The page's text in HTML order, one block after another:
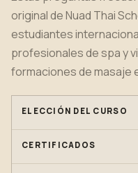
original de Nuad Thai
estudiantes
profesionales de spa y
formaciones de masaje
ELECCIÓN DEL CURSO
CERTIFICADOS